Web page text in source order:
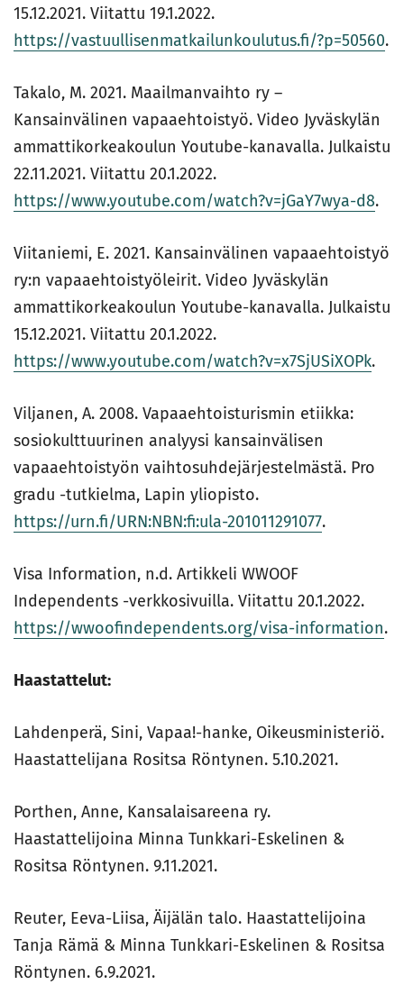
15.12.2021. Viitattu 19.1.2022.
https://vastuullisenmatkailunkoulutus.fi/?p=50560.
Takalo, M. 2021. Maailmanvaihto ry –
Kansainvälinen vapaaehtoistyö. Video Jyväskylän
ammattikorkeakoulun Youtube-kanavalla. Julkaistu
22.11.2021. Viitattu 20.1.2022.
https://www.youtube.com/watch?v=jGaY7wya-d8.
Viitaniemi, E. 2021. Kansainvälinen vapaaehtoistyö
ry:n vapaaehtoistyöleirit. Video Jyväskylän
ammattikorkeakoulun Youtube-kanavalla. Julkaistu
15.12.2021. Viitattu 20.1.2022.
https://www.youtube.com/watch?v=x7SjUSiXOPk.
Viljanen, A. 2008. Vapaaehtoisturismin etiikka:
sosiokulttuurinen analyysi kansainvälisen
vapaaehtoistyön vaihtosuhdejärjestelmästä. Pro
gradu -tutkielma, Lapin yliopisto.
https://urn.fi/URN:NBN:fi:ula-201011291077.
Visa Information, n.d. Artikkeli WWOOF
Independents -verkkosivuilla. Viitattu 20.1.2022.
https://wwoofindependents.org/visa-information.
Haastattelut:
Lahdenperä, Sini, Vapaa!-hanke, Oikeusministeriö.
Haastattelijana Rositsa Röntynen. 5.10.2021.
Porthen, Anne, Kansalaisareena ry.
Haastattelijoina Minna Tunkkari-Eskelinen &
Rositsa Röntynen. 9.11.2021.
Reuter, Eeva-Liisa, Äijälän talo. Haastattelijoina
Tanja Rämä & Minna Tunkkari-Eskelinen & Rositsa
Röntynen. 6.9.2021.